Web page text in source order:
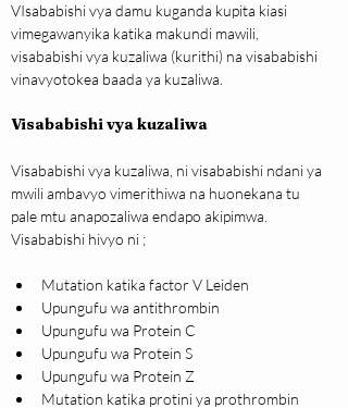
VIsababishi vya damu kuganda kupita kiasi
vimegawanyika katika makundi mawili,
visababishi vya kuzaliwa (kurithi) na visababishi
vinavyotokea baada ya kuzaliwa.
Visababishi vya kuzaliwa
Visababishi vya kuzaliwa, ni visababishi ndani ya
mwili ambavyo vimerithiwa na huonekana tu
pale mtu anapozaliwa endapo akipimwa.
Visababishi hivyo ni ;
Mutation katika factor V Leiden
Upungufu wa antithrombin
Upungufu wa Protein C
Upungufu wa Protein S
Upungufu wa Protein Z
Mutation katika protini ya prothrombin